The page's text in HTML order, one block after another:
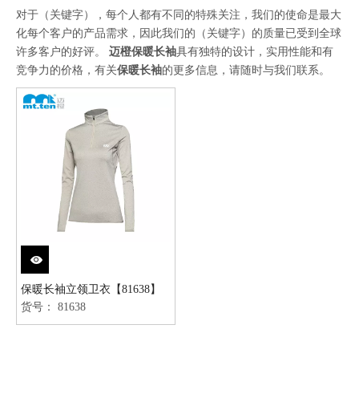
对于（关键字），每个人都有不同的特殊关注，我们的使命是最大
化每个客户的产品需求，因此我们的（关键字）的质量已受到全球
许多客户的好评。 迈橙保暖长袖具有独特的设计，实用性能和有
竞争力的价格，有关保暖长袖的更多信息，请随时与我们联系。
保暖长袖立领卫衣【81638】
货号：
81638